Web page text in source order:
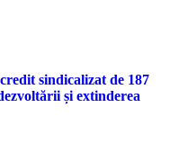
sindicalizat de 187
și extinderea